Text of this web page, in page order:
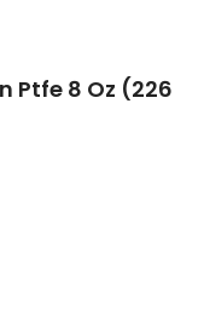
Ptfe 8 Oz (226